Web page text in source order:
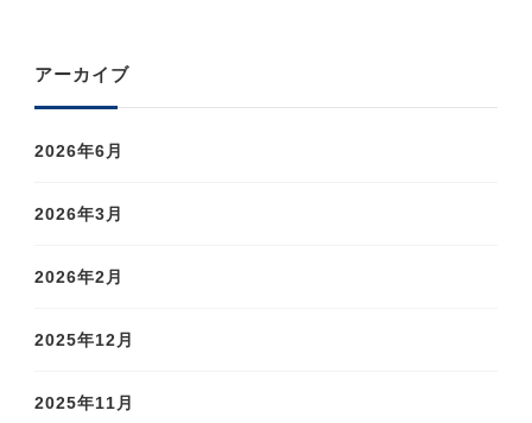
アーカイブ
2026年6月
2026年3月
2026年2月
2025年12月
2025年11月